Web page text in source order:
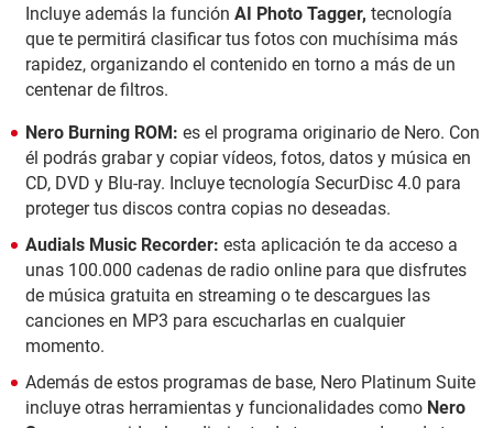
Incluye además la función AI Photo Tagger, tecnología
que te permitirá clasificar tus fotos con muchísima más
rapidez, organizando el contenido en torno a más de un
centenar de filtros.
Nero Burning ROM: es el programa originario de Nero. Con
él podrás grabar y copiar vídeos, fotos, datos y música en
CD, DVD y Blu-ray. Incluye tecnología SecurDisc 4.0 para
proteger tus discos contra copias no deseadas.
Audials Music Recorder: esta aplicación te da acceso a
unas 100.000 cadenas de radio online para que disfrutes
de música gratuita en streaming o te descargues las
canciones en MP3 para escucharlas en cualquier
momento.
Además de estos programas de base, Nero Platinum Suite
incluye otras herramientas y funcionalidades como Nero